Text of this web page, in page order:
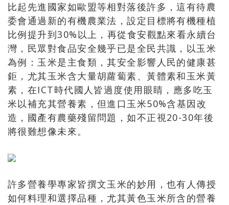
比起先進國家如歐盟等相對落後許多，這有待農
委會通過新的有機農業法，設定目標將有機種植
比例提升到30%以上，再從食安觀點來看永續台
灣，民眾對食品安全幾乎已是全民共識，以玉米
為例：玉米是主食類，其安全影響人民的健康甚
鉅，尤其玉米含大量胡蘿蔔素、黃體素和玉米黃
素，在ICT時代國人皆過度使用眼睛，應多吃玉
米以補充其營養素，但進口玉米50%含基因改
造，國產有農藥殘留問題，如不正視20-30年後
將很難想像未來。
許多營養學專家皆撰文玉米的妙用，也有人傳授
如何料理和選擇品種，尤其黃色玉米所含的營養